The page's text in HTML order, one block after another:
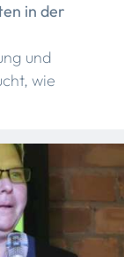
in der
und
wie